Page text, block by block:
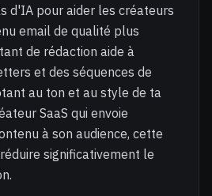
d'IA pour aider les créateurs
email de qualité plus
de rédaction aide à
et des séquences de
au ton et au style de ta
SaaS qui envoie
à son audience, cette
significativement le